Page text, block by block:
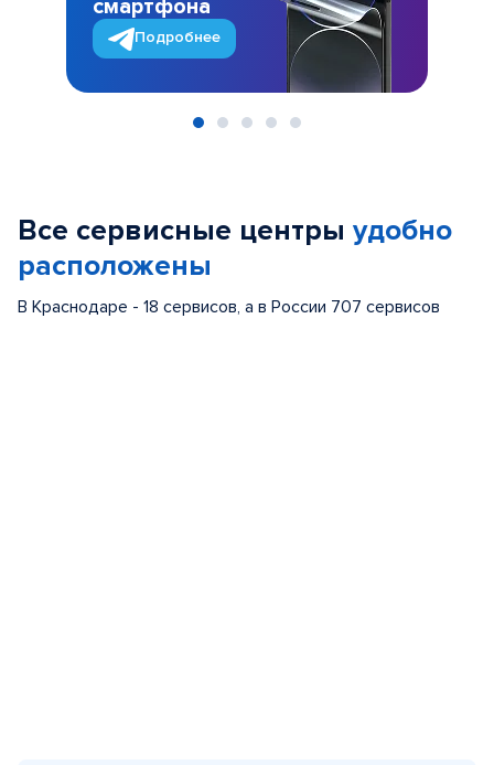
смартфона
Подробнее
Все сервисные центры удобно
расположены
В Краснодаре - 18 сервисов, а в России 707 сервисов